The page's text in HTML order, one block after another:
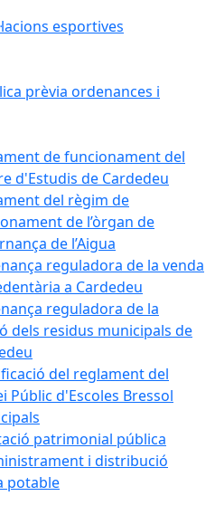
esportives
prèvia ordenances i
de funcionament del
d'Estudis de Cardedeu
del règim de
de l’òrgan de
de l’Aigua
reguladora de la venda
a Cardedeu
reguladora de la
dels residus municipals de
del reglament del
Públic d'Escoles Bressol
patrimonial pública
i distribució
potable